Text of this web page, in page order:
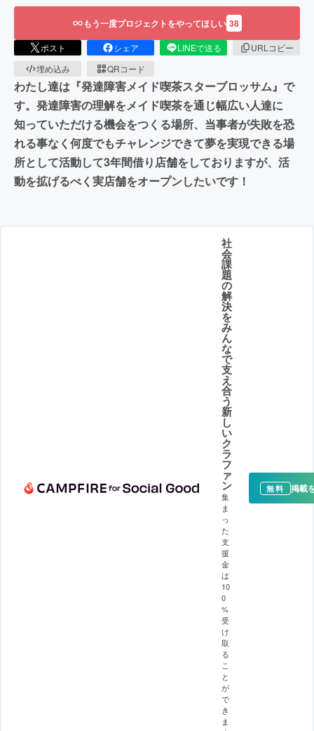
もう一度プロジェクトをやってほしい 38
ポスト シェア LINEで送る
URLコピー
埋め込み
QRコード
わたし達は『発達障害メイド喫茶スターブロッサム』で
す。発達障害の理解をメイド喫茶を通じ幅広い人達に
知っていただける機会をつくる場所、当事者が失敗を恐
れる事なく何度でもチャレンジできて夢を実現できる場
所として活動して3年間借り店舗をしておりますが、活
動を拡げるべく実店舗をオープンしたいです！
社
会
課
題
の
解
決
を
み
ん
な
で
支
え
合
う
新
し
い
ク
ラ
フ
ァ
ン
集
ま
っ
た
支
援
金
は
10
0
%
受
け
取
る
こ
と
が
で
き
ま
無料 掲載